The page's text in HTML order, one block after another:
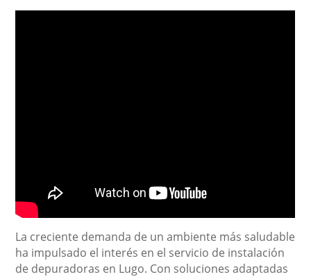
La creciente demanda de un ambiente más saludable
ha impulsado el interés en el servicio de instalación
de depuradoras en Lugo. Con soluciones adaptadas